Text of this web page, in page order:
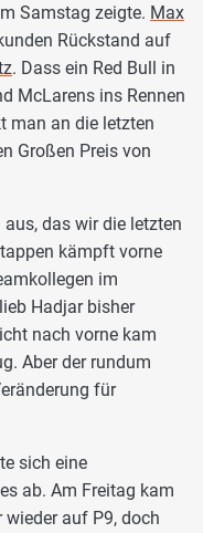
Samstag zeigte. Max
Rückstand auf
. Dass ein Red Bull in
McLarens ins Rennen
man an die letzten
Großen Preis von
das wir die letzten
kämpft vorne
im
Hadjar bisher
nach vorne kam
Aber der rundum
für
sich eine
ab. Am Freitag kam
auf P9, doch